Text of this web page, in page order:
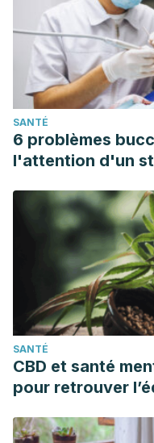
Pulpotomía en
de 57 años.Revista
Latinoamericana, 12 (1).
SANTÉ
6 problèmes
l'attention d'un
SANTÉ
CBD et santé
pour retrouver